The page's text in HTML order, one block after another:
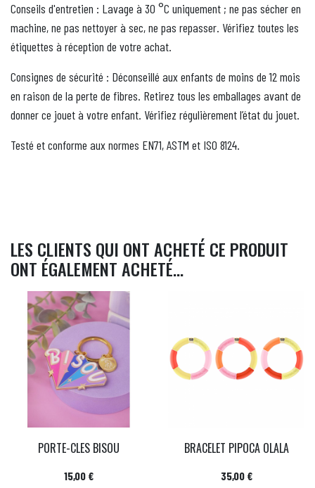
Conseils d'entretien : Lavage à 30 °C uniquement ; ne pas sécher en
machine, ne pas nettoyer à sec, ne pas repasser. Vérifiez toutes les
étiquettes à réception de votre achat.
Consignes de sécurité : Déconseillé aux enfants de moins de 12 mois
en raison de la perte de fibres. Retirez tous les emballages avant de
donner ce jouet à votre enfant. Vérifiez régulièrement l’état du jouet.
Testé et conforme aux normes EN71, ASTM et ISO 8124.
LES CLIENTS QUI ONT ACHETÉ CE PRODUIT
ONT ÉGALEMENT ACHETÉ...
PORTE-CLES BISOU
Prix
15,00 €
BRACELET PIPOCA OLALA
Prix
35,00 €